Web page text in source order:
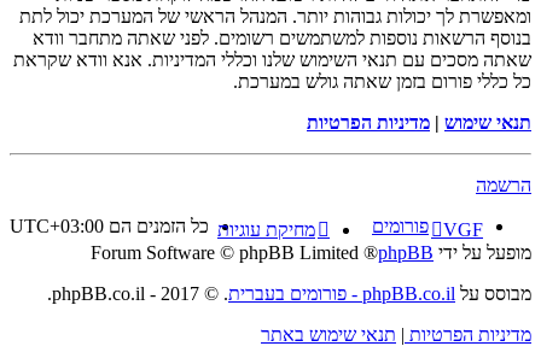
ומאפשרת לך יכולות גבוהות יותר. המנהל הראשי של המערכת יכול לתת
בנוסף הרשאות נוספות למשתמשים רשומים. לפני שאתה מתחבר וודא
שאתה מסכים עם תנאי השימוש שלנו וכללי המדיניות. אנא וודא שקראת
כל כללי פורום בזמן שאתה גולש במערכת.
תנאי שימוש | מדיניות הפרטיות
הרשמה
VGF פורומים כל הזמנים הם UTC+03:00
מחיקת עוגיות
מופעל על ידי phpBB
® Forum Software © phpBB Limited
מבוסס על phpBB.co.il - פורומים בעברית
. © 2017 - phpBB.co.il.
מדיניות הפרטיות | תנאי שימוש באתר